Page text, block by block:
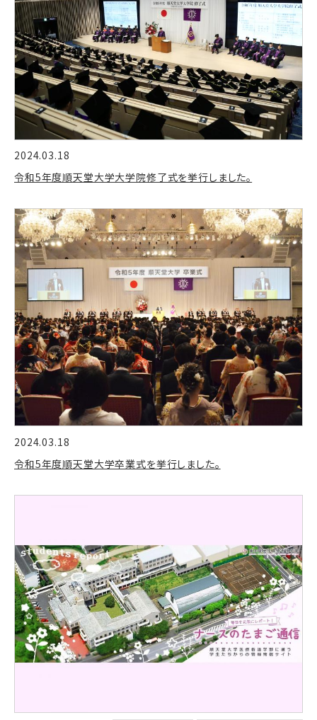
2024.03.18
令和5年度順天堂大学大学院修了式を挙行しました。
2024.03.18
令和5年度順天堂大学卒業式を挙行しました。